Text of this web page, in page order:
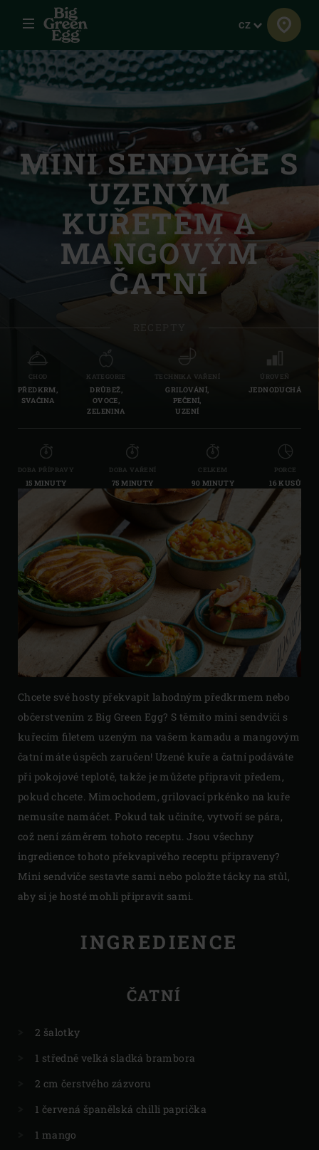
Menu Jazyk
CZ
MINI SENDVIČE S
UZENÝM
KUŘETEM A
MANGOVÝM
ČATNÍ
CHOD
PŘEDKRM,
SVAČINA
KATEGORIE
DRŮBEŽ,
OVOCE,
ZELENINA
TECHNIKA VAŘENÍ
GRILOVÁNÍ,
PEČENÍ,
UZENÍ
ÚROVEŇ
JEDNODUCHÁ
DOBA PŘÍPRAVY
15 MINUTY
DOBA VAŘENÍ
75 MINUTY
CELKEM
90 MINUTY
PORCE
16 KUSŮ
Chcete své hosty překvapit lahodným předkrmem nebo
občerstvením z Big Green Egg? S těmito mini sendviči s
kuřecím filetem uzeným na vašem kamadu a mangovým
čatní máte úspěch zaručen! Uzené kuře a čatní podáváte
při pokojové teplotě, takže je můžete připravit předem,
pokud chcete. Mimochodem, grilovací prkénko na kuře
nemusíte namáčet. Pokud tak učiníte, vytvoří se pára,
což není záměrem tohoto receptu. Jsou všechny
ingredience tohoto překvapivého receptu připraveny?
Mini sendviče sestavte sami nebo položte tácky na stůl,
aby si je hosté mohli připravit sami.
INGREDIENCE
ČATNÍ
2 šalotky
1 středně velká sladká brambora
2 cm čerstvého zázvoru
1 červená španělská chilli paprička
1 mango